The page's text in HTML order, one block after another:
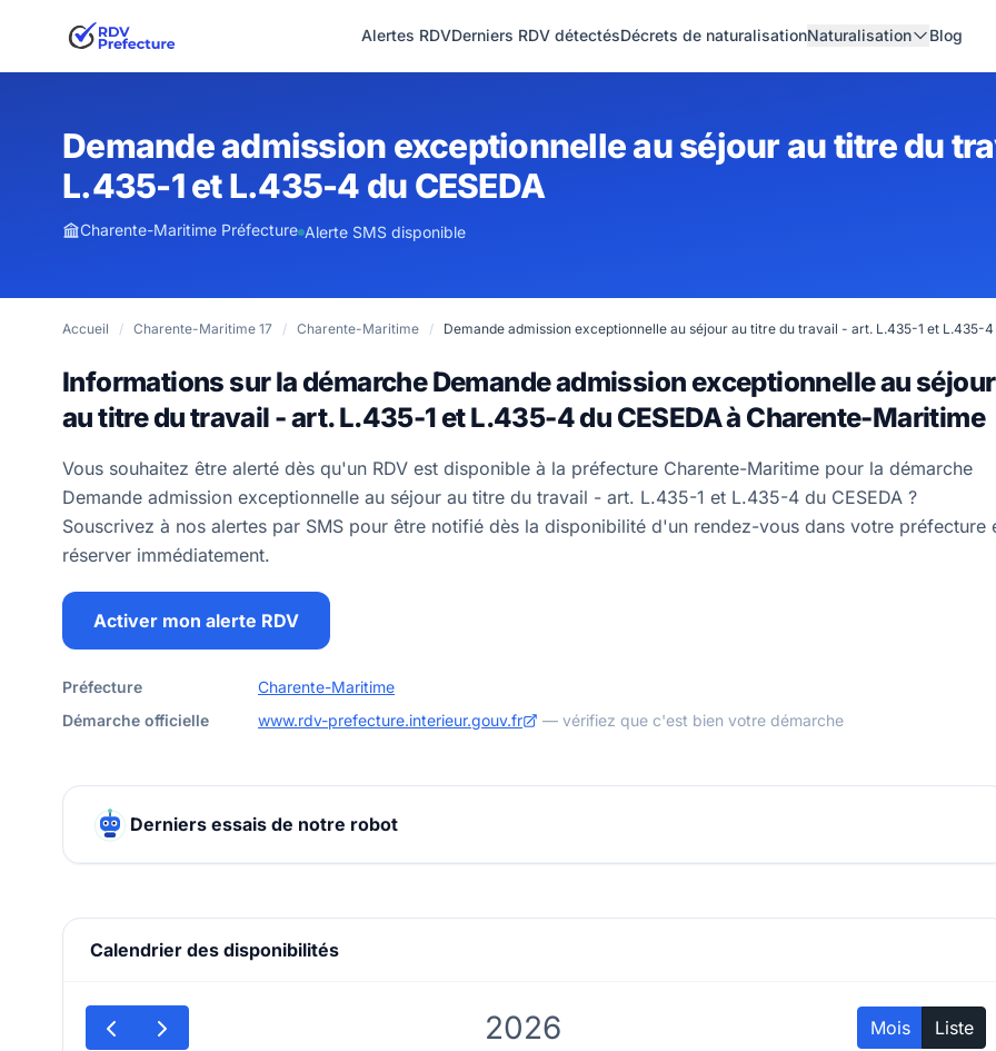
Alertes RDVDerniers RDV détectésDécrets de naturalisationNaturalisation Blog
Demande admission exceptionnelle au séjour au titre du
L.435-1 et L.435-4 du CESEDA
Charente-Maritime Préfecture Alerte SMS disponible
Accueil / Charente-Maritime 17 / Charente-Maritime / Demande admission exceptionnelle au séjour au titre du travail - art. L.435-1 et L.435-4
Informations sur la démarche Demande admission exceptionnelle au séjour
au titre du travail - art. L.435-1 et L.435-4 du CESEDA à Charente-Maritime
Vous souhaitez être alerté dès qu'un RDV est disponible à la préfecture Charente-Maritime pour la démarche
Demande admission exceptionnelle au séjour au titre du travail - art. L.435-1 et L.435-4 du CESEDA ?
Souscrivez à nos alertes par SMS pour être notifié dès la disponibilité d'un rendez-vous dans votre préfecture
réserver immédiatement.
Activer mon alerte RDV
Préfecture
Charente-Maritime
Démarche officielle
www.rdv-prefecture.interieur.gouv.fr — vérifiez que c'est bien votre démarche
Derniers essais de notre robot
Calendrier des disponibilités
2026 Mois Liste